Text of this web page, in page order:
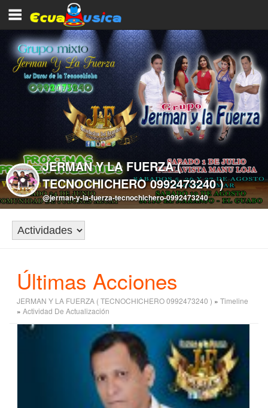
JERMAN Y LA FUERZA (
TECNOCHICHERO 0992473240 )
@jerman-y-la-fuerza-tecnochichero-0992473240
Últimas Acciones
JERMAN Y LA FUERZA ( TECNOCHICHERO 0992473240 ) » Timeline
» Actividad De Actualización